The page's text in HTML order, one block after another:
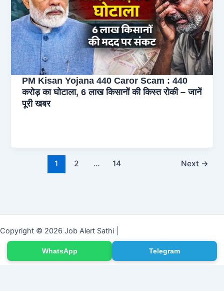
PM Kisan Yojana 440 Caror Scam : 440
करोड़ का घोटाला, 6 लाख किसानों की किस्त रोकी – जानें
पूरी खबर
1 2 … 14 Next →
Copyright © 2026 Job Alert Sathi |
WhatsApp Telegram